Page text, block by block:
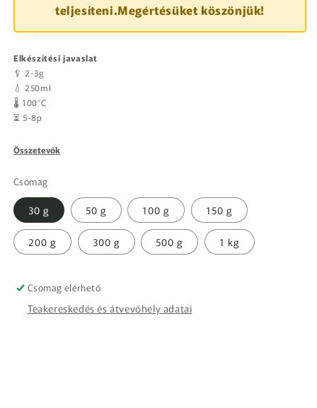
teljesíteni.Megértésüket köszönjük!
Elkészítési javaslat
🥄 2-3g
💧 250ml
🌡️ 100°C
⏳ 5-8p
Összetevők
Csomag
30 g 50 g 100 g 150 g
200 g 300 g 500 g 1 kg
Csomag elérhető
Teakereskedés és átvevőhely adatai